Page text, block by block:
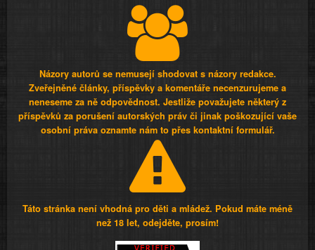
Názory autorů se nemusejí shodovat s názory redakce.
Zveřejněné články, příspěvky a komentáře necenzurujeme a
neneseme za ně odpovědnost. Jestliže považujete některý z
příspěvků za porušení autorských práv či jinak poškozující vaše
osobní práva oznamte nám to přes kontaktní formulář.
Táto stránka není vhodná pro děti a mládež. Pokud máte méně
než 18 let, odejděte, prosím!